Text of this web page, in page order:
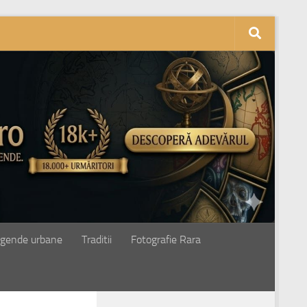
urbane Traditii Fotografie Rara